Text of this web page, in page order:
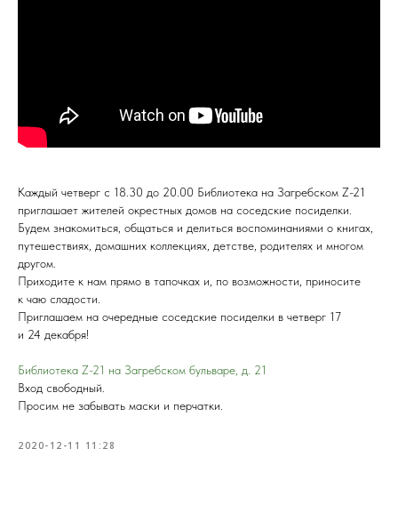
Каждый четверг с 18.30 до 20.00 Библиотека на Загребском Z-21
приглашает жителей окрестных домов на соседские посиделки.
Будем знакомиться, общаться и делиться воспоминаниями о книгах,
путешествиях, домашних коллекциях, детстве, родителях и многом
другом.
Приходите к нам прямо в тапочках и, по возможности, приносите
к чаю сладости.
Приглашаем на очередные соседские посиделки в четверг 17
и 24 декабря!
Библиотека Z-21 на Загребском бульваре, д. 21
Вход свободный.
Просим не забывать маски и перчатки.
2020-12-11 11:28